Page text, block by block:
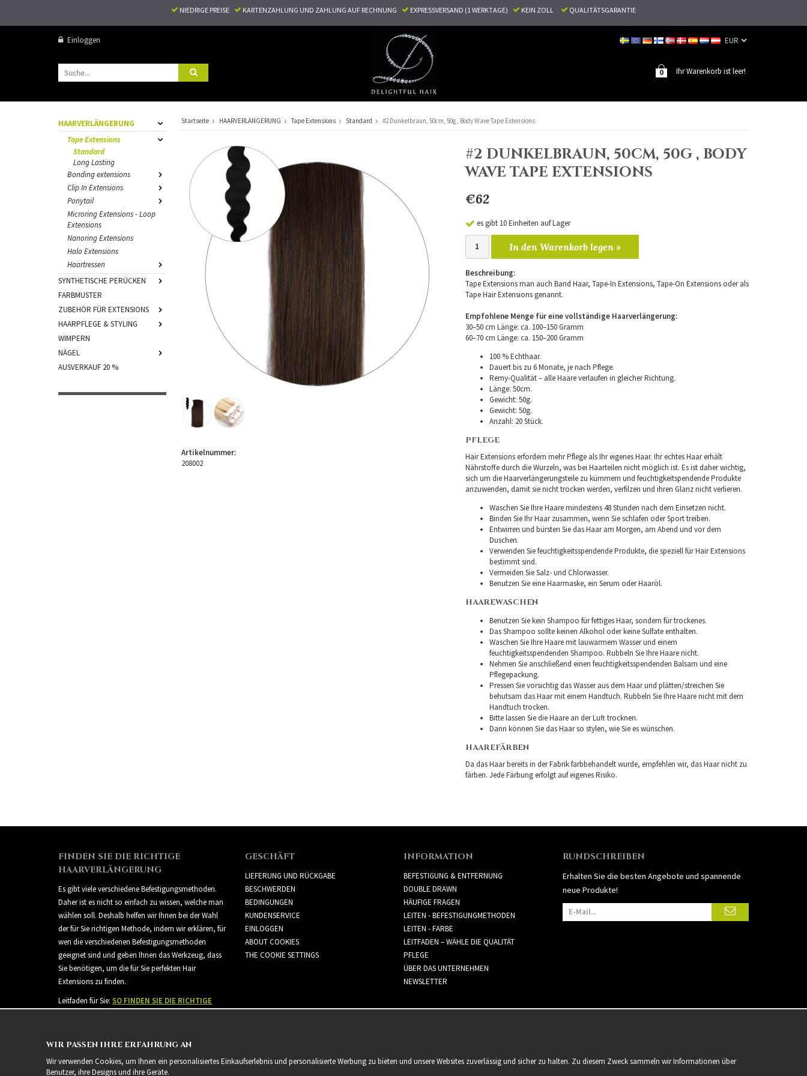
NIEDRIGE PREISE KARTENZAHLUNG UND ZAHLUNG AUF RECHNUNG EXPRESSVERSAND (1 WERKTAGE) KEIN ZOLL QUALITÄTSGARANTIE
Einloggen
Ihr Warenkorb ist leer!
0
HAARVERLÄNGERUNG
Tape Extensions
Standard
Long Lasting
Bonding extensions
Clip In Extensions
Ponytail
Microring Extensions - Loop
Extensions
Nanoring Extensions
Halo Extensions
Haartressen
SYNTHETISCHE PERÜCKEN
FARBMUSTER
ZUBEHÖR FÜR EXTENSIONS
HAARPFLEGE & STYLING
WIMPERN
NÄGEL
AUSVERKAUF 20 %
Startseite HAARVERLÄNGERUNG Tape Extensions Standard #2 Dunkelbraun, 50cm, 50g , Body Wave Tape Extensions
#2 DUNKELBRAUN, 50CM, 50G , BODY
WAVE TAPE EXTENSIONS
€62
es gibt 10 Einheiten auf Lager
In den Warenkorb legen »
Beschreibung:
Tape Extensions man auch Band Haar, Tape-In Extensions, Tape-On Extensions oder als
Tape Hair Extensions genannt.
Empfohlene Menge für eine vollständige Haarverlängerung:
30–50 cm Länge: ca. 100–150 Gramm
60–70 cm Länge: ca. 150–200 Gramm
100 % Echthaar.
Dauert bis zu 6 Monate, je nach Pflege.
Remy-Qualität – alle Haare verlaufen in gleicher Richtung.
Länge: 50cm.
Gewicht: 50g.
Gewicht: 50g.
Anzahl: 20 Stück.
PFLEGE
Hair Extensions erfordern mehr Pflege als Ihr eigenes Haar. Ihr echtes Haar erhält
Nährstoffe durch die Wurzeln, was bei Haarteilen nicht möglich ist. Es ist daher wichtig,
sich um die Haarverlängerungsteile zu kümmern und feuchtigkeitspendende Produkte
anzuwenden, damit sie nicht trocken werden, verfilzen und ihren Glanz nicht verlieren.
Waschen Sie Ihre Haare mindestens 48 Stunden nach dem Einsetzen nicht.
Binden Sie Ihr Haar zusammen, wenn Sie schlafen oder Sport treiben.
Entwirren und bürsten Sie das Haar am Morgen, am Abend und vor dem
Duschen.
Verwenden Sie feuchtigkeitsspendende Produkte, die speziell für Hair Extensions
bestimmt sind.
Vermeiden Sie Salz- und Chlorwasser.
Benutzen Sie eine Haarmaske, ein Serum oder Haaröl.
HAAREWASCHEN
Benutzen Sie kein Shampoo für fettiges Haar, sondern für trockenes.
Das Shampoo sollte keinen Alkohol oder keine Sulfate enthalten.
Waschen Sie Ihre Haare mit lauwarmem Wasser und einem
feuchtigkeitsspendenden Shampoo. Rubbeln Sie Ihre Haare nicht.
Nehmen Sie anschließend einen feuchtigkeitsspendenden Balsam und eine
Pflegepackung.
Pressen Sie vorsichtig das Wasser aus dem Haar und plätten/streichen Sie
behutsam das Haar mit einem Handtuch. Rubbeln Sie Ihre Haare nicht mit dem
Handtuch trocken.
Bitte lassen Sie die Haare an der Luft trocknen.
Dann können Sie das Haar so stylen, wie Sie es wünschen.
HAAREFÄRBEN
Da das Haar bereits in der Fabrik farbbehandelt wurde, empfehlen wir, das Haar nicht zu
färben. Jede Färbung erfolgt auf eigenes Risiko.
Artikelnummer:
208002
FINDEN SIE DIE RICHTIGE
HAARVERLÄNGERUNG
Es gibt viele verschiedene Befestigungsmethoden.
Daher ist es nicht so einfach zu wissen, welche man
wählen soll. Deshalb helfen wir Ihnen bei der Wahl
der für Sie richtigen Methode, indem wir erklären, für
wen die verschiedenen Befestigungsmethoden
geeignet sind und geben Ihnen das Werkzeug, dass
Sie benötigen, um die für Sie perfekten Hair
Extensions zu finden.
Leitfaden für Sie: SO FINDEN SIE DIE RICHTIGE
GESCHÄFT
LIEFERUNG UND RÜCKGABE
BESCHWERDEN
BEDINGUNGEN
KUNDENSERVICE
EINLOGGEN
ABOUT COOKIES
THE COOKIE SETTINGS
INFORMATION
BEFESTIGUNG & ENTFERNUNG
DOUBLE DRAWN
HÄUFIGE FRAGEN
LEITEN - BEFESTIGUNGMETHODEN
LEITEN - FARBE
LEITFADEN – WÄHLE DIE QUALITÄT
PFLEGE
ÜBER DAS UNTERNEHMEN
NEWSLETTER
RUNDSCHREIBEN
Erhalten Sie die besten Angebote und spannende
neue Produkte!
WIR PASSEN IHRE ERFAHRUNG AN
Wir verwenden Cookies, um Ihnen ein personalisiertes Einkaufserlebnis und personalisierte Werbung zu bieten und unsere Websites zuverlässig und sicher zu halten. Zu diesem Zweck sammeln wir Informationen über
Benutzer, ihre Designs und ihre Geräte.